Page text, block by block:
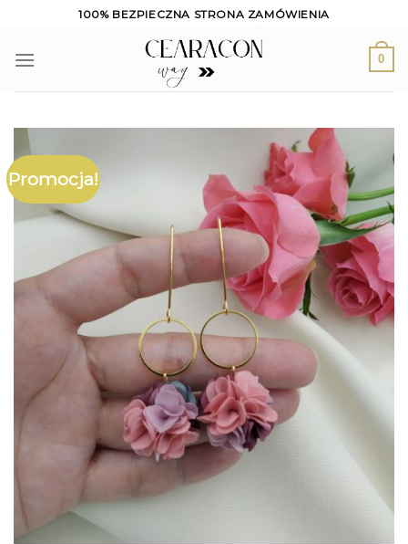
content
100% BEZPIECZNA STRONA ZAMÓWIENIA
0
Promocja!